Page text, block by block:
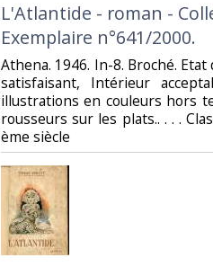
‎L'Atlantide - roman -
Exemplaire n°641/2000.‎
‎Athena. 1946. In-8. Broché.
satisfaisant, Intérieur
illustrations en couleurs hors
rousseurs sur les plats.. . . .
ème siècle‎